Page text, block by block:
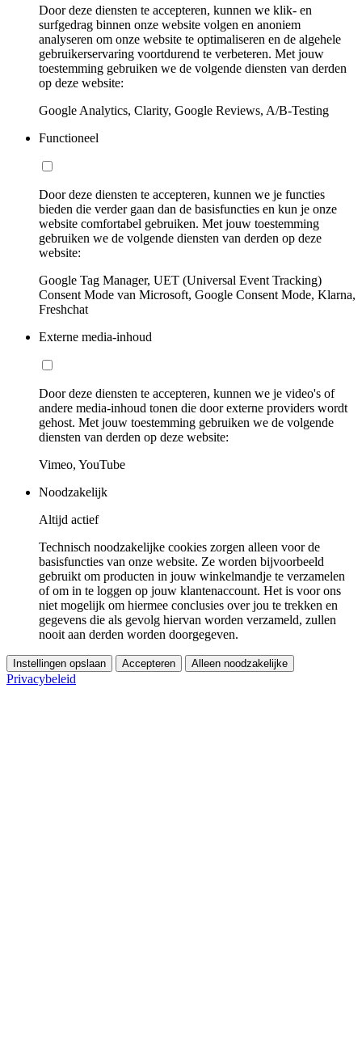
Door deze diensten te accepteren, kunnen we klik- en
surfgedrag binnen onze website volgen en anoniem
analyseren om onze website te optimaliseren en de algehele
gebruikerservaring voortdurend te verbeteren. Met jouw
toestemming gebruiken we de volgende diensten van derden
op deze website:
Google Analytics, Clarity, Google Reviews, A/B-Testing
Functioneel
Door deze diensten te accepteren, kunnen we je functies
bieden die verder gaan dan de basisfuncties en kun je onze
website comfortabel gebruiken. Met jouw toestemming
gebruiken we de volgende diensten van derden op deze
website:
Google Tag Manager, UET (Universal Event Tracking)
Consent Mode van Microsoft, Google Consent Mode, Klarna,
Freshchat
Externe media-inhoud
Door deze diensten te accepteren, kunnen we je video's of
andere media-inhoud tonen die door externe providers wordt
gehost. Met jouw toestemming gebruiken we de volgende
diensten van derden op deze website:
Vimeo, YouTube
Noodzakelijk
Altijd actief
Technisch noodzakelijke cookies zorgen alleen voor de
basisfuncties van onze website. Ze worden bijvoorbeeld
gebruikt om producten in jouw winkelmandje te verzamelen
of om in te loggen op jouw klantenaccount. Het is voor ons
niet mogelijk om hiermee conclusies over jou te trekken en
gegevens die als gevolg hiervan worden verzameld, zullen
nooit aan derden worden doorgegeven.
Instellingen opslaan Accepteren Alleen noodzakelijke
Privacybeleid